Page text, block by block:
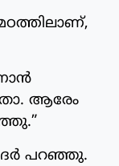
ആരേം
പറഞ്ഞു.